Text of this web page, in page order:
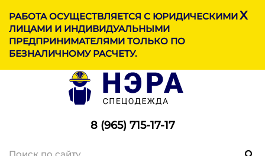
МЕНЮ
РАБОТА ОСУЩЕСТВЛЯЕТСЯ С ЮРИДИЧЕСКИМИ
ЛИЦАМИ И ИНДИВИДУАЛЬНЫМИ
ПРЕДПРИНИМАТЕЛЯМИ ТОЛЬКО ПО
БЕЗНАЛИЧНОМУ РАСЧЕТУ.
X
8 (965) 715-17-17